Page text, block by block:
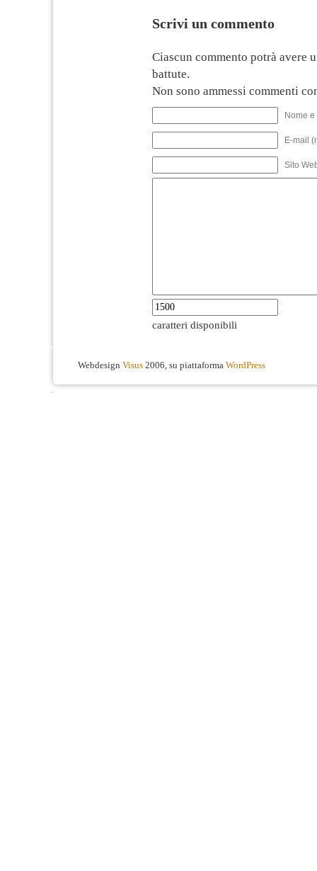
Scrivi un commento
Ciascun commento potrà avere
battute.
Non sono ammessi commenti
Nome
E-mail
Sito
caratteri disponibili
Webdesign Visus 2006, su piattaforma WordPress